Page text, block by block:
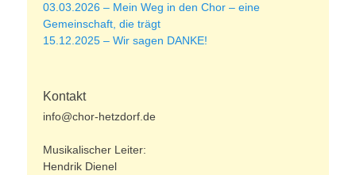
03.03.2026 – Mein Weg in den Chor – eine
Gemeinschaft, die trägt
15.12.2025 – Wir sagen DANKE!
Kontakt
info@chor-hetzdorf.de
Musikalischer Leiter:
Hendrik Dienel